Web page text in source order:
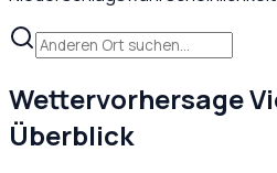
Wettervorhersage
Überblick